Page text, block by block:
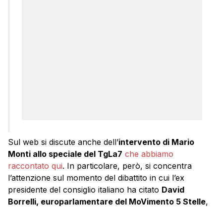
Sul web si discute anche dell’intervento di Mario
Monti allo speciale del TgLa7 che abbiamo
raccontato qui. In particolare, però, si concentra
l’attenzione sul momento del dibattito in cui l’ex
presidente del consiglio italiano ha citato David
Borrelli, europarlamentare del MoVimento 5 Stelle,